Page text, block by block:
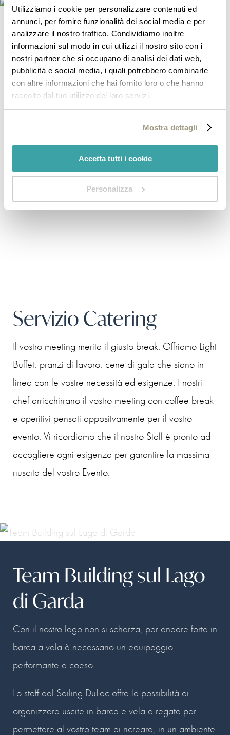
Utilizziamo i cookie per personalizzare contenuti ed
annunci, per fornire funzionalità dei social media e per
analizzare il nostro traffico. Condividiamo inoltre
informazioni sul modo in cui utilizzi il nostro sito con i
nostri partner che si occupano di analisi dei dati web,
pubblicità e social media, i quali potrebbero combinarle
con altre informazioni che hai fornito loro o che hanno
raccolto dal tuo utilizzo dei loro servizi.
Mostra dettagli
Accetta tutti i cookie
Personalizza
Servizio Catering
Il vostro meeting merita il giusto break. Offriamo Light
Buffet, pranzi di lavoro, cene di gala che siano in
linea con le vostre necessità ed esigenze. I nostri
chef arricchirrano il vostro meeting con coffee break
e aperitivi pensati appositvamente per il vostro
evento. Vi ricordiamo che il nostro Staff è pronto ad
accogliere ogni esigenza per garantire la massima
riuscita del vostro Evento.
Team Building sul Lago
di Garda
Con il nostro lago non si scherza, per andare forte in
barca a vela è necessario un equipaggio
performante e coeso.
Lo staff del Sailing DuLac offre la possibilità di
organizzare uscite in barca e vela e regate per
permettere al vostro team di ricreare, in un ambiente